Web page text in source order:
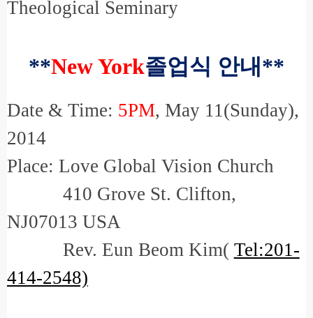
Theological Seminary
**New York졸업식 안내**
Date & Time: 5PM, May 11(Sunday),
2014
Place: Love Global Vision Church
410 Grove St. Clifton,
NJ07013 USA
Rev. Eun Beom Kim( Tel:201-
414-2548)